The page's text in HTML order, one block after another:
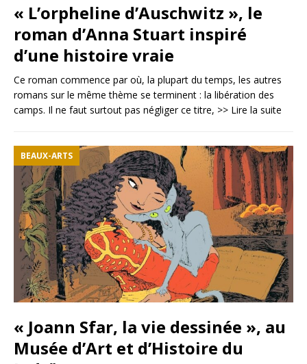
« L’orpheline d’Auschwitz », le
roman d’Anna Stuart inspiré
d’une histoire vraie
Ce roman commence par où, la plupart du temps, les autres
romans sur le même thème se terminent : la libération des
camps. Il ne faut surtout pas négliger ce titre, >> Lire la suite
BEAUX-ARTS
« Joann Sfar, la vie dessinée », au
Musée d’Art et d’Histoire du